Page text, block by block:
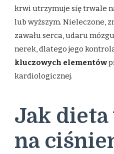
krwi utrzymuje się trwale
lub wyższym. Nieleczone,
zawału serca, udaru
nerek, dlatego jego
kluczowych elementów
kardiologicznej.
Jak dieta
na